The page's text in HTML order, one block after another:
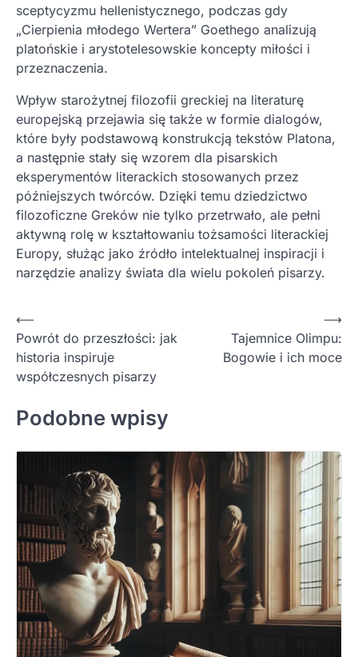
sceptycyzmu hellenistycznego, podczas gdy
„Cierpienia młodego Wertera” Goethego analizują
platońskie i arystotelesowskie koncepty miłości i
przeznaczenia.
Wpływ starożytnej filozofii greckiej na literaturę
europejską przejawia się także w formie dialogów,
które były podstawową konstrukcją tekstów Platona,
a następnie stały się wzorem dla pisarskich
eksperymentów literackich stosowanych przez
późniejszych twórców. Dzięki temu dziedzictwo
filozoficzne Greków nie tylko przetrwało, ale pełni
aktywną rolę w kształtowaniu tożsamości literackiej
Europy, służąc jako źródło intelektualnej inspiracji i
narzędzie analizy świata dla wielu pokoleń pisarzy.
Nawigacja
wpisu
⟵
Powrót do przeszłości: jak
historia inspiruje
współczesnych pisarzy
Tajemnice Olimpu:
Bogowie i ich moce
⟶
Podobne wpisy